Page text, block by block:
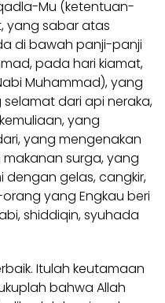
Mu (ketentuan-
yang sabar atas
di bawah panji-panji
pada hari kiamat,
Muhammad), yang
dari api neraka,
yang
yang mengenakan
surga, yang
dengan gelas, cangkir,
yang Engkau beri
shiddiqin, syuhada
Itulah keutamaan
bahwa Allah